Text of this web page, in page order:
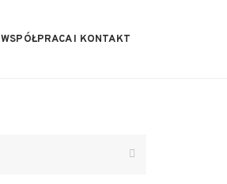
WSPÓŁPRACA I KONTAKT